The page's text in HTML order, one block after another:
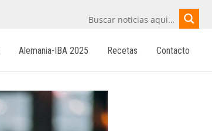
Alemania-IBA 2025 Recetas Contacto